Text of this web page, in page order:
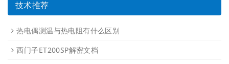
技术推荐
热电偶测温与热电阻有什么区别
西门子ET200SP解密文档